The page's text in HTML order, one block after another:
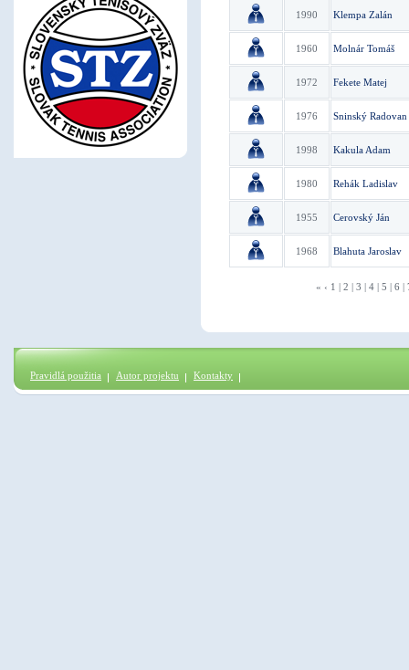
1990 Klempa Zalán
1960 Molnár Tomáš
1972 Fekete Matej
1976 Sninský Radovan
1998 Kakula Adam
1980 Rehák Ladislav
1955 Cerovský Ján
1968 Blahuta Jaroslav
« ‹ 1 | 2 | 3 | 4 | 5 | 6 |
Pravidlá použitia Autor projektu Kontakty